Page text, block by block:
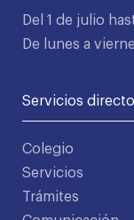
Del 1 de julio
De lunes a
Servicios
Colegio
Servicios
Trámites